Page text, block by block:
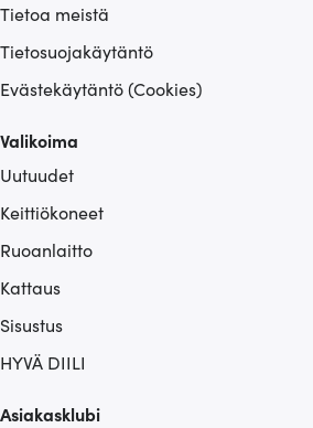
Tietoa meistä
Tietosuojakäytäntö
Evästekäytäntö (Cookies)
Valikoima
Uutuudet
Keittiökoneet
Ruoanlaitto
Kattaus
Sisustus
HYVÄ DIILI
Asiakasklubi